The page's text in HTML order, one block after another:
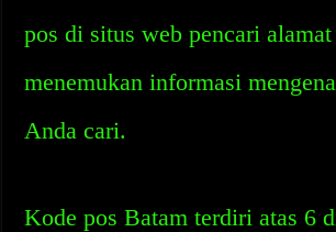
pos di situs web pencari
menemukan informasi
Anda cari.
Kode pos Batam terdiri atas 6